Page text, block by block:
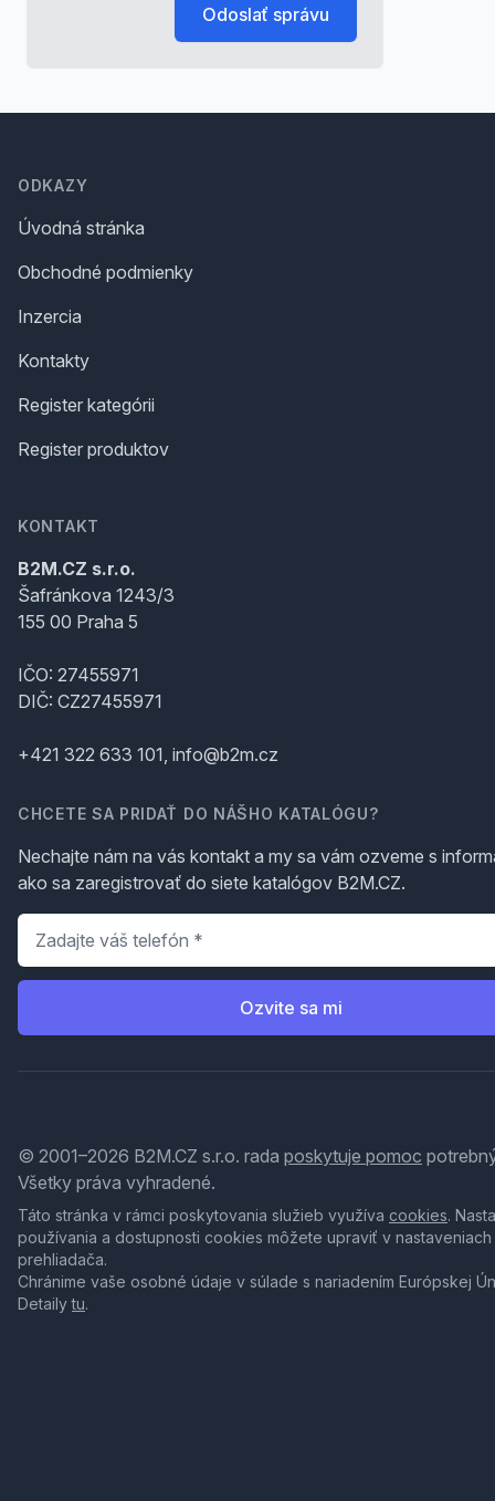
Odoslať správu
ODKAZY
Úvodná stránka
Obchodné podmienky
Inzercia
Kontakty
Register kategórii
Register produktov
KONTAKT
B2M.CZ s.r.o.
Šafránkova 1243/3
155 00 Praha 5
IČO: 27455971
DIČ: CZ27455971
+421 322 633 101, info@b2m.cz
CHCETE SA PRIDAŤ DO NÁŠHO KATALÓGU?
Nechajte nám na vás kontakt a my sa vám ozveme s
ako sa zaregistrovať do siete katalógov B2M.CZ.
Telefón
Ozvite sa mi
© 2001–2026 B2M.CZ s.r.o. rada poskytuje pomoc
Všetky práva vyhradené.
Táto stránka v rámci poskytovania služieb využíva cookies.
používania a dostupnosti cookies môžete upraviť v nastaveniach
prehliadača.
Chránime vaše osobné údaje v súlade s nariadením Európskej
Detailytu.